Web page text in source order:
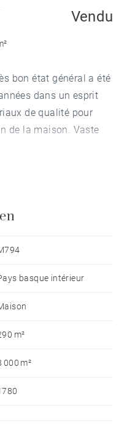
Vendu
bon état général a été
dans un esprit
de qualité pour
de la maison. Vaste
et salle de bains,
et à l'étage 4
aucun travaux à
d’environ 8000 m²
et sortie autoroute
basque intérieur
m²
000 m²